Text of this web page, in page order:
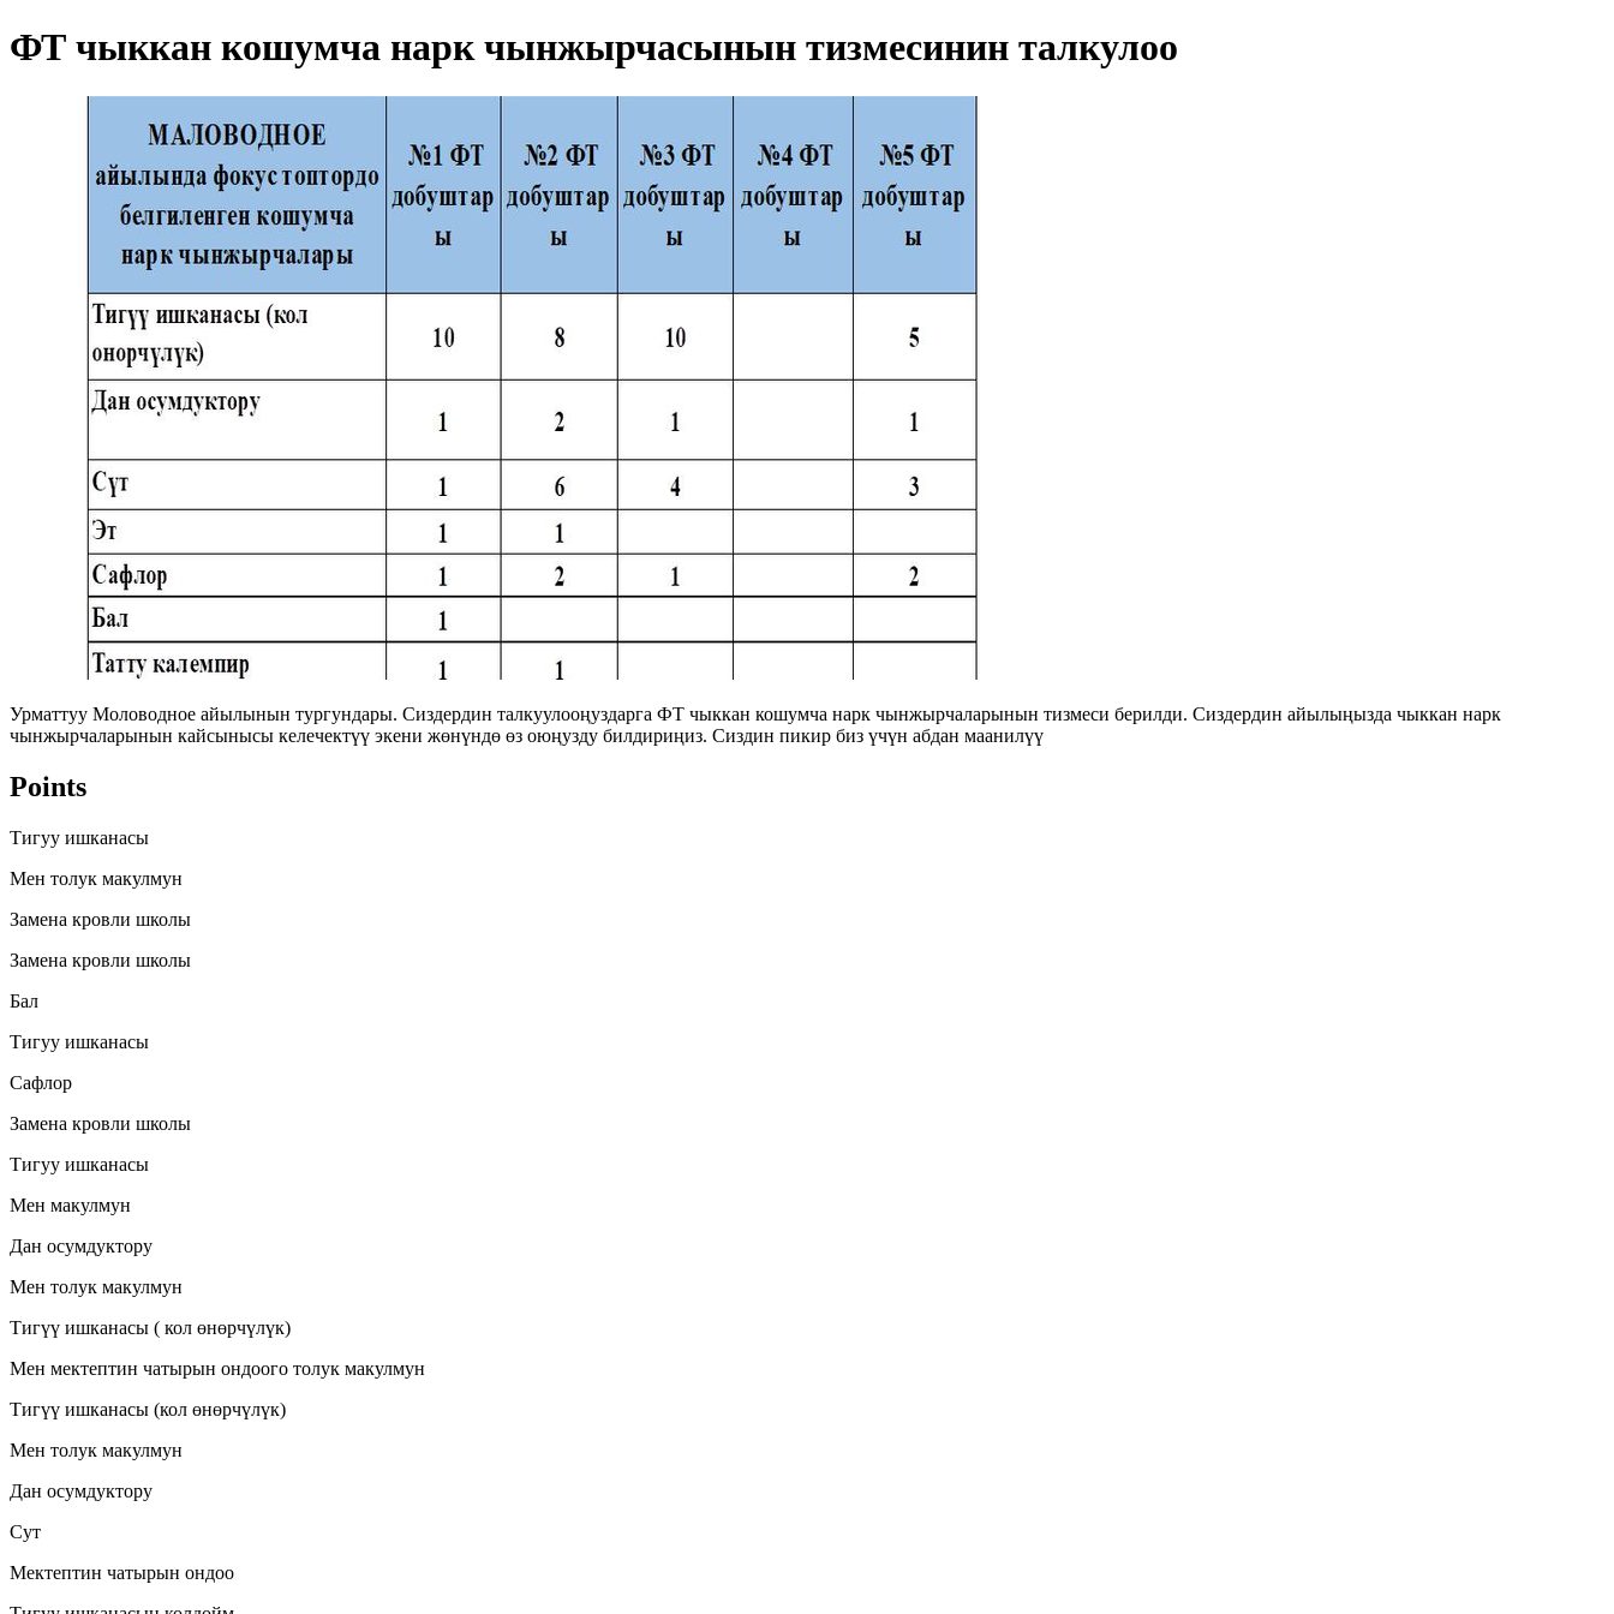
ФТ чыккан кошумча нарк чынжырчасынын тизмесинин талкулоо
Урматтуу Моловодное айылынын тургундары. Сиздердин талкуулооңуздарга ФТ чыккан кошумча нарк чынжырчаларынын тизмеси берилди. Сиздердин айылыңызда чыккан нарк
чынжырчаларынын кайсынысы келечектүү экени жөнүндө өз оюңузду билдириңиз. Сиздин пикир биз үчүн абдан маанилүү
Points
Тигуу ишканасы
Мен толук макулмун
Замена кровли школы
Замена кровли школы
Бал
Тигуу ишканасы
Сафлор
Замена кровли школы
Тигуу ишканасы
Мен макулмун
Дан осумдуктору
Мен толук макулмун
Тигүү ишканасы ( кол өнөрчүлүк)
Мен мектептин чатырын ондоого толук макулмун
Тигүү ишканасы (кол өнөрчүлүк)
Мен толук макулмун
Дан осумдуктору
Сут
Мектептин чатырын ондоо